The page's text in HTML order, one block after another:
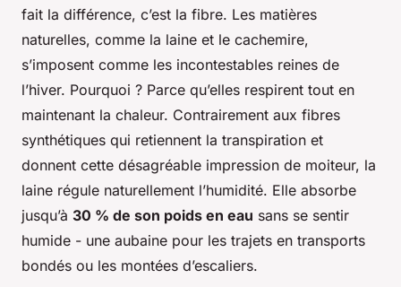
fait la différence, c’est la fibre. Les matières
naturelles, comme la laine et le cachemire,
s’imposent comme les incontestables reines de
l’hiver. Pourquoi ? Parce qu’elles respirent tout en
maintenant la chaleur. Contrairement aux fibres
synthétiques qui retiennent la transpiration et
donnent cette désagréable impression de moiteur, la
laine régule naturellement l’humidité. Elle absorbe
jusqu’à 30 % de son poids en eau sans se sentir
humide - une aubaine pour les trajets en transports
bondés ou les montées d’escaliers.